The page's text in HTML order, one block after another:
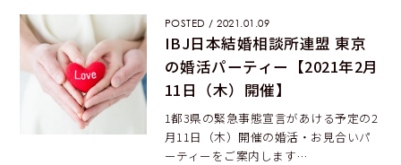
POSTED / 2021.01.09
IBJ日本結婚相談所連盟 東京
の婚活パーティー【2021年2月
11日（木）開催】
1都3県の緊急事態宣言があける予定の2
月11日（木）開催の婚活・お見合いパ
ーティーをご案内します…